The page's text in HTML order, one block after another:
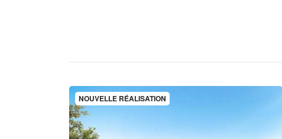
NOUVELLE RÉALISATION